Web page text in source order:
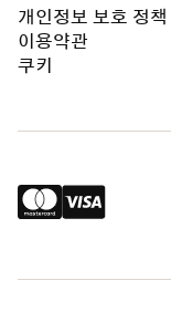
개인정보 보호 정책
이용약관
쿠키